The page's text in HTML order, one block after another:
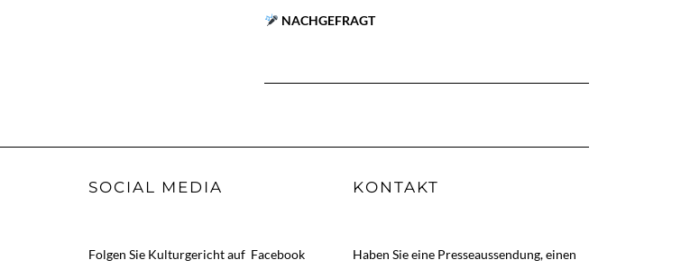
NACHGEFRAGT
SOCIAL MEDIA
Folgen Sie Kulturgericht auf Facebook
KONTAKT
Haben Sie eine Presseaussendung, einen